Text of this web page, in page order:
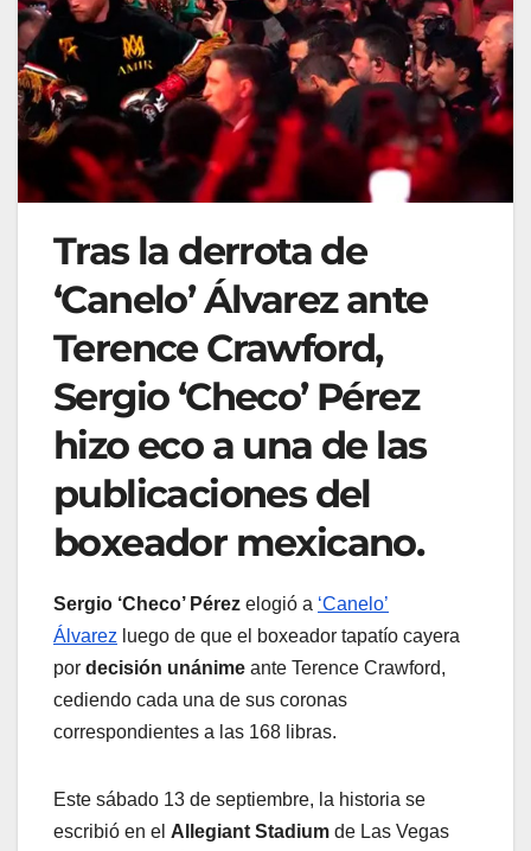
Tras la derrota de
‘Canelo’ Álvarez ante
Terence Crawford,
Sergio ‘Checo’ Pérez
hizo eco a una de las
publicaciones del
boxeador mexicano.
Sergio ‘Checo’ Pérez elogió a ‘Canelo’
Álvarez luego de que el boxeador tapatío cayera
por decisión unánime ante Terence Crawford,
cediendo cada una de sus coronas
correspondientes a las 168 libras.
Este sábado 13 de septiembre, la historia se
escribió en el Allegiant Stadium de Las Vegas